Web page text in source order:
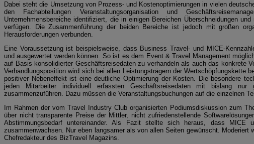
Dabei steht die Umsetzung von Prozess- und Kostenoptimierungen in vielen
den Fachabteilungen Veranstaltungsorganisation und
Unternehmensbereiche identifiziert, die in einigen Bereichen Überschneidungen
verfügen. Die Zusammenführung der beiden Bereiche ist jedoch mit großen
Herausforderungen verbunden.
Eine Voraussetzung ist beispielsweise, dass Business Travel- und MICE-
und ausgewertet werden können. So ist es dem Event & Travel Management
auf Basis konsolidierter Geschäftsreisedaten zu verhandeln als auch das konkrete
Verhandlungsposition wird sich bei allen Leistungsträgern der Wertschöpfungskette
positiver Nebeneffekt ist eine deutliche Optimierung der Kosten. Die besondere
jeden Mitarbeiter individuell erfassten Geschäftsreisedaten mit bislang nur
zusammenzuführen. Dazu müssen die Veranstaltungsbuchungen auf die einzelnen
Im Rahmen der vom Travel Industry Club organisierten Podiumsdiskussion zum
über nicht transparente Preise der Mittler, nicht zufriedenstellende
Abstimmungsbedarf untereinander. Als Fazit stellte sich heraus, dass MICE
zusammenwachsen. Nur eben langsamer als von allen Seiten gewünscht. Moderiert
Chefredakteur des BizTravel Magazins.